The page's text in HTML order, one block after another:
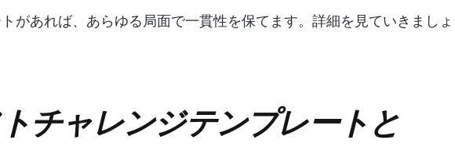
があれば、あらゆる局面で一貫性を保てます。詳細を見ていきましょ
チャレンジテンプレートと